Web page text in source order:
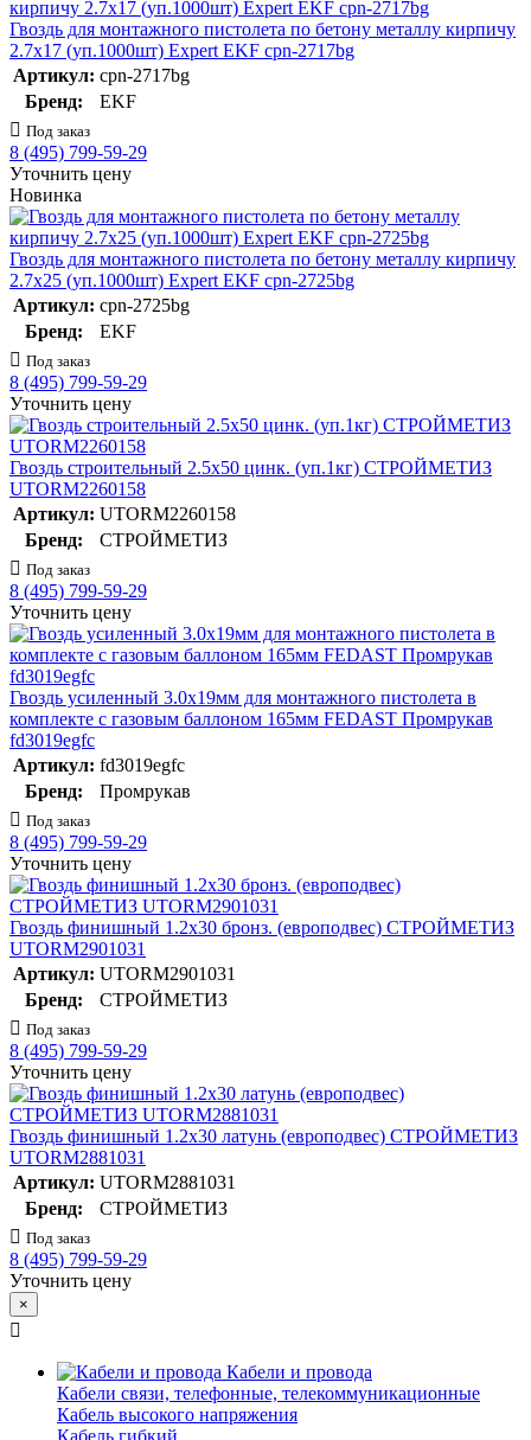
Гвоздь для монтажного пистолета по бетону металлу кирпичу
2.7х17 (уп.1000шт) Expert EKF cpn-2717bg
Артикул: cpn-2717bg
Бренд:
EKF
Под заказ
8 (495) 799-59-29
Уточнить цену
Новинка
Гвоздь для монтажного пистолета по бетону металлу кирпичу
2.7х25 (уп.1000шт) Expert EKF cpn-2725bg
Артикул: cpn-2725bg
Бренд:
EKF
Под заказ
8 (495) 799-59-29
Уточнить цену
Гвоздь строительный 2.5х50 цинк. (уп.1кг) СТРОЙМЕТИЗ
UTORM2260158
Артикул: UTORM2260158
Бренд:
СТРОЙМЕТИЗ
Под заказ
8 (495) 799-59-29
Уточнить цену
Гвоздь усиленный 3.0х19мм для монтажного пистолета в
комплекте с газовым баллоном 165мм FEDAST Промрукав
fd3019egfc
Артикул: fd3019egfc
Бренд:
Промрукав
Под заказ
8 (495) 799-59-29
Уточнить цену
Гвоздь финишный 1.2х30 бронз. (европодвес) СТРОЙМЕТИЗ
UTORM2901031
Артикул: UTORM2901031
Бренд:
СТРОЙМЕТИЗ
Под заказ
8 (495) 799-59-29
Уточнить цену
Гвоздь финишный 1.2х30 латунь (европодвес) СТРОЙМЕТИЗ
UTORM2881031
Артикул: UTORM2881031
Бренд:
СТРОЙМЕТИЗ
Под заказ
8 (495) 799-59-29
Уточнить цену
×
Кабели и провода
Кабели связи, телефонные, телекоммуникационные
Кабель высокого напряжения
Кабель гибкий